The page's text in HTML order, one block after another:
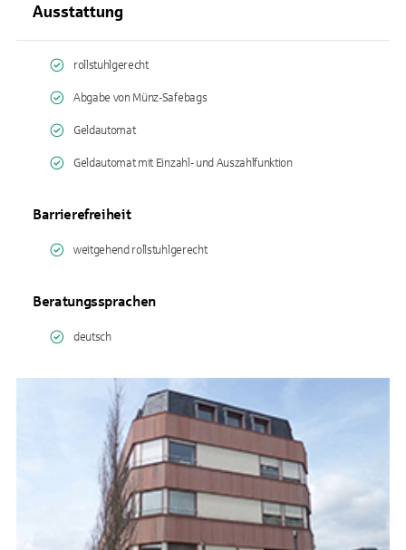
Ausstattung
rollstuhlgerecht
Abgabe von Münz-Safebags
Geldautomat
Geldautomat mit Einzahl- und Auszahlfunktion
Barrierefreiheit
weitgehend rollstuhlgerecht
Beratungssprachen
deutsch